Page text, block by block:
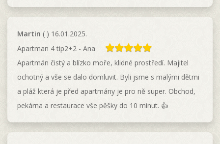
Martin ( ) 16.01.2025.
Apartman 4 tip2+2 - Ana
Apartmán čistý a blízko moře, klidné prostředí. Majitel
ochotný a vše se dalo domluvit. Byli jsme s malými dětmi
a pláž která je před apartmány je pro ně super. Obchod,
pekárna a restaurace vše pěšky do 10 minut. 👍